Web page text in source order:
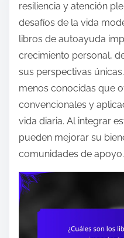
resiliencia y atención
desafíos de la vida
libros de autoayuda
crecimiento personal,
sus perspectivas
menos conocidas que
convencionales y
vida diaria. Al integrar
pueden mejorar su
comunidades de apoyo.